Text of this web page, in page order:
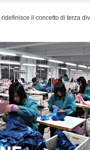
il concetto di terza